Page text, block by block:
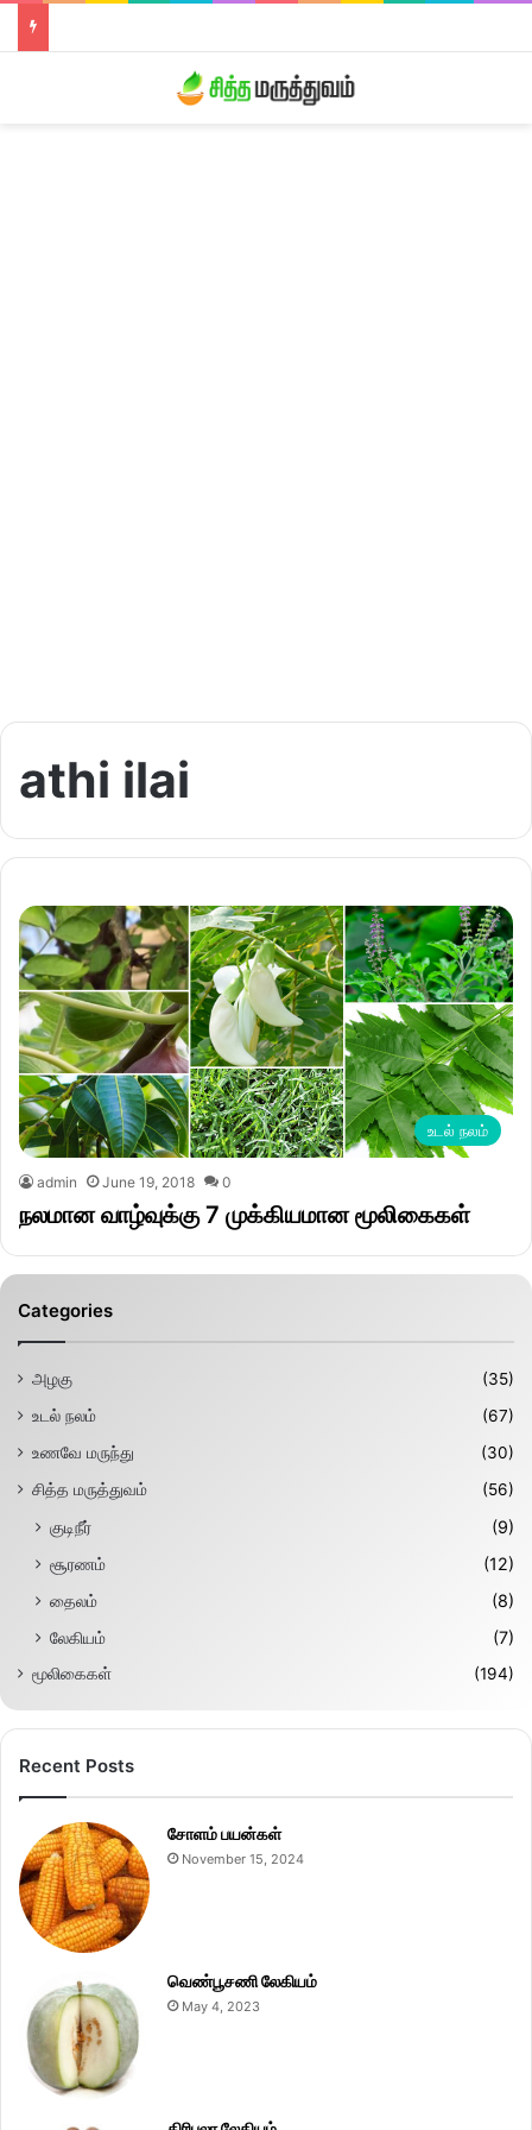
athi ilai
உடல் நலம்
admin June 19, 2018 0
நலமான வாழ்வுக்கு 7 முக்கியமான மூலிகைகள்
Categories
அழகு
(35)
உடல் நலம்
(67)
உணவே மருந்து
(30)
சித்த மருத்துவம்
(56)
குடிநீர்
(9)
சூரணம்
(12)
தைலம்
(8)
லேகியம்
(7)
மூலிகைகள் (194)
Recent Posts
சோளம் பயன்கள்
November 15, 2024
வெண்பூசணி லேகியம்
May 4, 2023